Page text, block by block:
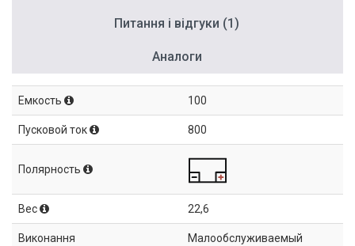
Питання і відгуки (1)
Аналоги
Емкость 100
Пусковой ток 800
Полярность
Вес 22,6
Виконання Малообслуживаемый